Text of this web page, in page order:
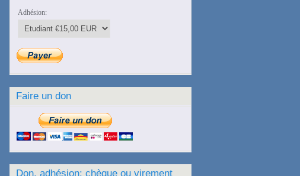
Adhésion:
Faire un don
Don, adhésion: chèque ou virement